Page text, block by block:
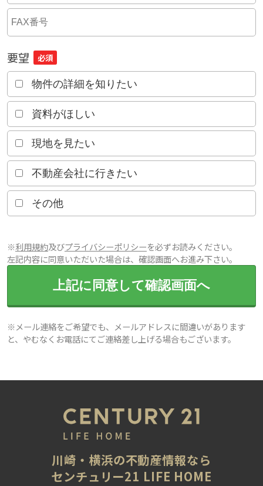
要望 必須
物件の詳細を知りたい
資料がほしい
現地を見たい
不動産会社に行きたい
その他
※利用規約及びプライバシーポリシーを必ずお読みください。
左記内容に同意いただいた場合は、確認画面へお進み下さい。
上記に同意して確認画面へ
※メール連絡をご希望でも、メールアドレスに間違いがあります
と、やむなくお電話にてご連絡差し上げる場合もございます。
川崎・横浜の不動産情報なら
センチュリー21 LIFE HOME